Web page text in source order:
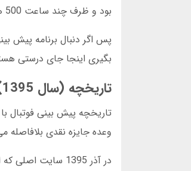
بود و ظرف چند ساعت 500 هزار تومان جایزه مستقیم به حسابم واریز شد هیچ قرعه کشی نبود هیچ تاخیری نداشت.
پس اگر دنبال برنامه پیش
بگیری اینجا جای درستی
تاریخچه (سال 1395)
وعده جایزه نقدی بلافاصله
در آذر 1395